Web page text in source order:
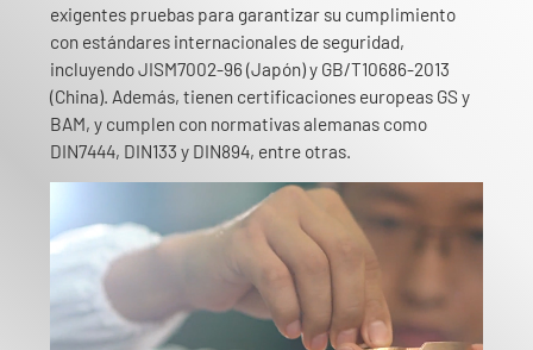
exigentes pruebas para garantizar su cumplimiento
con estándares internacionales de seguridad,
incluyendo JISM7002-96 (Japón) y GB/T10686-2013
(China). Además, tienen certificaciones europeas GS y
BAM, y cumplen con normativas alemanas como
DIN7444, DIN133 y DIN894, entre otras.